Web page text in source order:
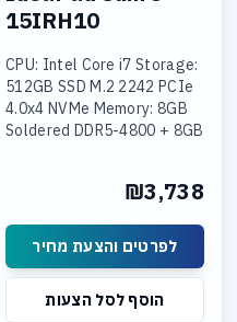
15IRH10
CPU: Intel Core i7 Storage:
512GB SSD M.2 2242 PCIe
4.0x4 NVMe Memory: 8GB
Soldered DDR5-4800 + 8GB
UHD Graphics Display: 15.3
₪3,738
לפרטים והצעת מחיר
הוסף לסל הצעות